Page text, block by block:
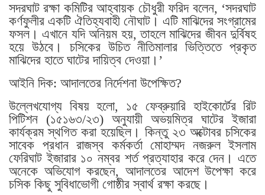
সদরঘাট রক্ষা কমিটির আহ্বায়ক চৌধুরী ফরিদ বলেন, ‘সদরঘাট
কর্ণফুলীর একটি ঐতিহ্যবাহী নৌঘাট। এটি মাঝিদের সংগ্রামের
ফসল। এখানে যদি অনিয়ম হয়, তাহলে মাঝিদের জীবন দুর্বিষহ
হয়ে উঠবে। চসিকের উচিত নীতিমালার ভিত্তিতে প্রকৃত
মাঝিদের হাতে ঘাটের দায়িত্ব দেওয়া।’
আইনি দিক: আদালতের নির্দেশনা উপেক্ষিত?
উল্লেখযোগ্য বিষয় হলো, ১৫ ফেব্রুয়ারি হাইকোর্টের রিট
পিটিশন (১৫১৬৩/২৩) অনুযায়ী অভয়মিত্র ঘাটের ইজারা
কার্যক্রম স্থগিত করা হয়েছিল। কিন্তু ২৩ অক্টোবর চসিকের
সাবেক প্রধান রাজস্ব কর্মকর্তা মোহাম্মদ নজরুল ইসলাম
ফেরিঘাট ইজারার ১০ নম্বর শর্ত প্রত্যাহার করে দেন। এতে
অনেকে অভিযোগ করছেন, আদালতের আদেশ উপেক্ষা করে
চসিক কিছু সুবিধাভোগী গোষ্ঠীর স্বার্থ রক্ষা করছে।